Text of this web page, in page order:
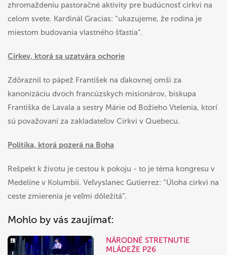
zhromaždeniu pastoračné aktivity pre budúcnosť cirkvi na
celom svete. Kardinál Gracias: “ukazujeme, že rodina je
miestom budovania vlastného šťastia”.
Cirkev, ktorá sa uzatvára ochorie
Zdôraznil to pápež František na ďakovnej omši za
kanonizáciu dvoch francúzskych misionárov, biskupa
Františka de Lavala a sestry Márie od Božieho Vtelenia, ktorí
sú považovaní za zakladateľov Cirkvi v Quebecu.
Politika, ktorá pozerá na Boha
Rešpekt k životu je cestou k pokoju - to je téma kongresu v
Medelíne v Kolumbii. Veľvyslanec Gutierrez: “Úloha cirkvi na
ceste zmierenia je veľmi dôležitá”.
Mohlo by vás zaujímať:
NÁRODNÉ STRETNUTIE
MLÁDEŽE P26